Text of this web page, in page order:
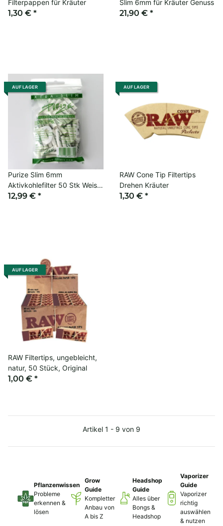
Filterpappen für Kräuter
1,30 € *
Slim 6mm für Kräuter Genuss
21,90 € *
AUF LAGER
Purize Slim 6mm
Aktivkohlefilter 50 Stk Weiss
Filter Zigaretten
12,99 € *
AUF LAGER
RAW Cone Tip Filtertips
Drehen Kräuter
1,30 € *
AUF LAGER
RAW Filtertips, ungebleicht,
natur, 50 Stück, Original
1,00 € *
Artikel 1 - 9 von 9
Pflanzenwissen
Probleme
erkennen &
lösen
Grow
Guide
Kompletter
Anbau von
A bis Z
Headshop
Guide
Alles über
Bongs &
Headshop
Vaporizer
Guide
Vaporizer
richtig
auswählen
& nutzen